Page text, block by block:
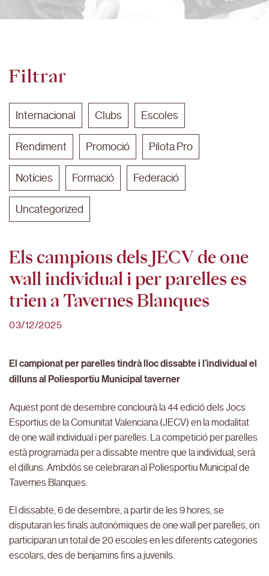
Filtrar
Internacional Clubs Escoles
Rendiment Promoció Pilota Pro
Notícies Formació Federació
Uncategorized
Els campions dels JECV de one
wall individual i per parelles es
trien a Tavernes Blanques
03/12/2025
El campionat per parelles tindrà lloc dissabte i l’individual el
dilluns al Poliesportiu Municipal taverner
Aquest pont de desembre conclourà la 44 edició dels Jocs
Esportius de la Comunitat Valenciana (JECV) en la modalitat
de one wall individual i per parelles. La competició per parelles
està programada per a dissabte mentre que la individual, serà
el dilluns. Ambdós se celebraran al Poliesportiu Municipal de
Tavernes Blanques.
El dissabte, 6 de desembre, a partir de les 9 hores, se
disputaran les finals autonòmiques de one wall per parelles, on
participaran un total de 20 escoles en les diferents categories
escolars, des de benjamins fins a juvenils.